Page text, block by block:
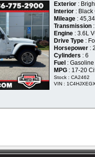
Exterior :
Interior : Black
Mileage :
Transmission
Engine : 3.6L
Drive Type :
Horsepower :
Cylinders : 6
Fuel : Gasoline
MPG : 17-20
Stock : CA2462
VIN :